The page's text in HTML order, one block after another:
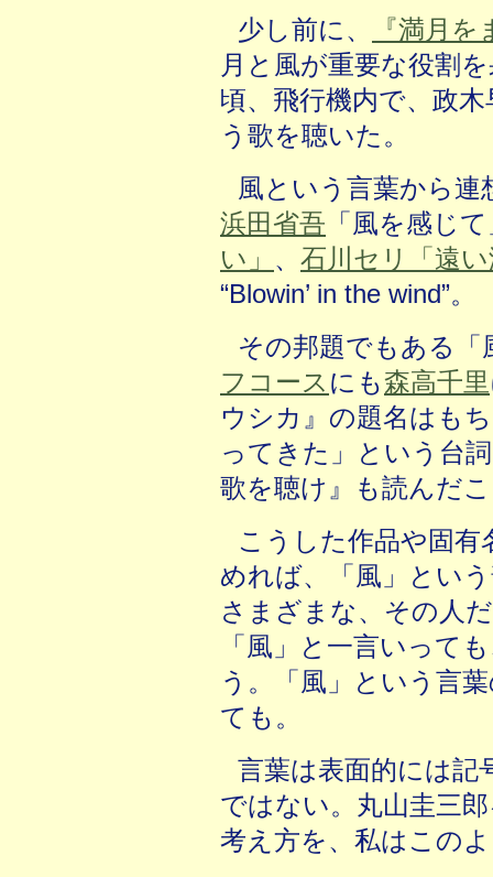
少し前に、
『満月
月と風が重要な役割
頃、飛行機内で、政
う歌を聴いた。
風という言葉から連
浜田省吾 「風を感じ
い」 、 石川セリ「遠
“Blowin’ in the wind”。
その邦題でもある
フコース にも森高千里
ウシカ』の題名はも
ってきた」という台
歌を聴け』も読んだ
こうした作品や固有
めれば、「風」とい
さまざまな、その人
「風」と一言いって
う。「風」という言
ても。
言葉は表面的には記
ではない。丸山圭三
考え方を、私はこの